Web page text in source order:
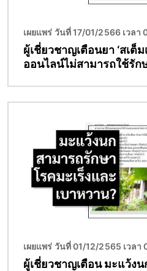
เผยแพร่ วันที่ 17/01/2566 เวลา
ผู้เชี่ยวชาญเตือนยา ‘สเต็
ออนไลน์ไม่สามารถใช้รัก
เผยแพร่ วันที่ 01/12/2565 เวลา
ผู้เชี่ยวชาญเตือน มะแว้ง